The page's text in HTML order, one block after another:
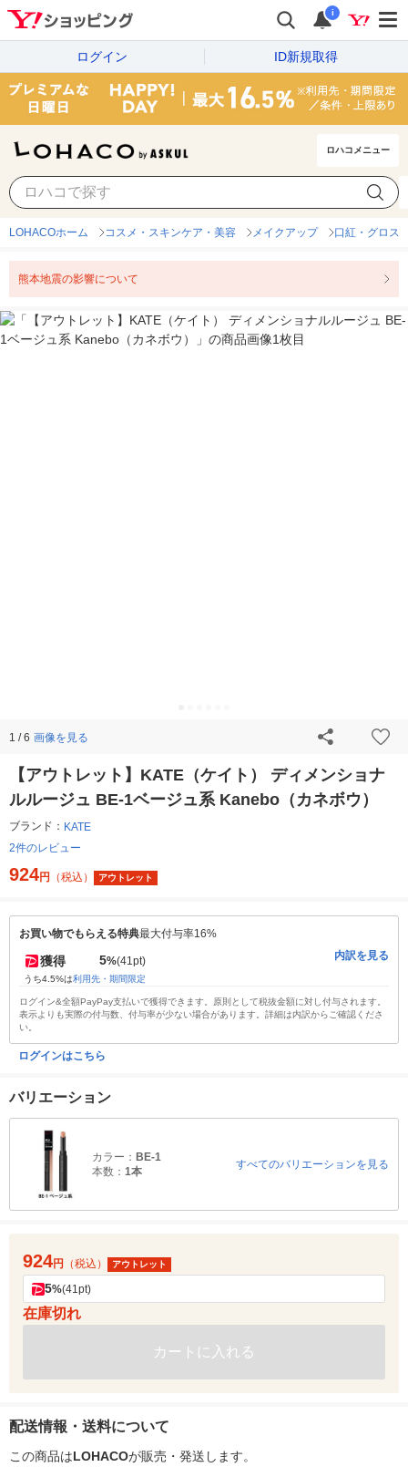
i
ログイン ID新規取得
ロハコメニュー
LOHACOホーム コスメ・スキンケア・美容 メイクアップ 口紅・グロス
熊本地震の影響について
1 / 6 画像を見る
【アウトレット】KATE（ケイト） ディメンショナ
ルルージュ BE-1ベージュ系 Kanebo（カネボウ）
ブランド： KATE
2件のレビュー
924円 （税込） アウトレット
お買い物でもらえる特典最大付与率16%
獲得 5%(41pt)
うち4.5%は利用先・期間限定
内訳を見る
ログイン&全額PayPay支払いで獲得できます。原則として税抜金額に対し付与されます。
表示よりも実際の付与数、付与率が少ない場合があります。詳細は内訳からご確認くださ
い。
ログインはこちら
バリエーション
カラー： BE-1
本数： 1本
すべてのバリエーションを見る
924円 （税込） アウトレット
5%(41pt)
在庫切れ
カートに入れる
配送情報・送料について
この商品はLOHACOが販売・発送します。